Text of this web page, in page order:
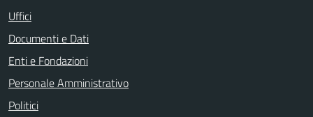
Uffici
Documenti e Dati
Enti e Fondazioni
Personale Amministrativo
Politici